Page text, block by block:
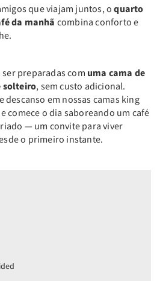
que viajam juntos, oquarto
da manhã combina conforto e
preparadas com uma cama de
solteiro, sem custo adicional.
descanso em nossas camas king
comece o dia saboreando um café
— um convite para viver
o primeiro instante.